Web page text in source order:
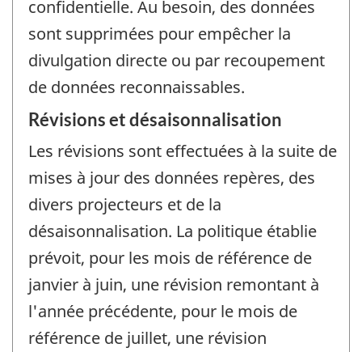
confidentielle. Au besoin, des données
sont supprimées pour empêcher la
divulgation directe ou par recoupement
de données reconnaissables.
Révisions et désaisonnalisation
Les révisions sont effectuées à la suite de
mises à jour des données repères, des
divers projecteurs et de la
désaisonnalisation. La politique établie
prévoit, pour les mois de référence de
janvier à juin, une révision remontant à
l'année précédente, pour le mois de
référence de juillet, une révision